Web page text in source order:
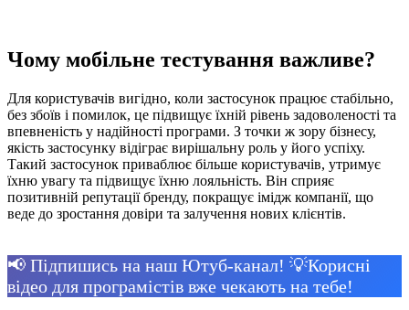
Чому мобільне тестування важливе?
Для користувачів вигідно, коли застосунок працює стабільно,
без збоїв і помилок, це підвищує їхній рівень задоволеності та
впевненість у надійності програми. З точки ж зору бізнесу,
якість застосунку відіграє вирішальну роль у його успіху.
Такий застосунок приваблює більше користувачів, утримує
їхню увагу та підвищує їхню лояльність. Він сприяє
позитивній репутації бренду, покращує імідж компанії, що
веде до зростання довіри та залучення нових клієнтів.
📢 Підпишись на наш Ютуб-канал! 💡Корисні
відео для програмістів вже чекають на тебе!